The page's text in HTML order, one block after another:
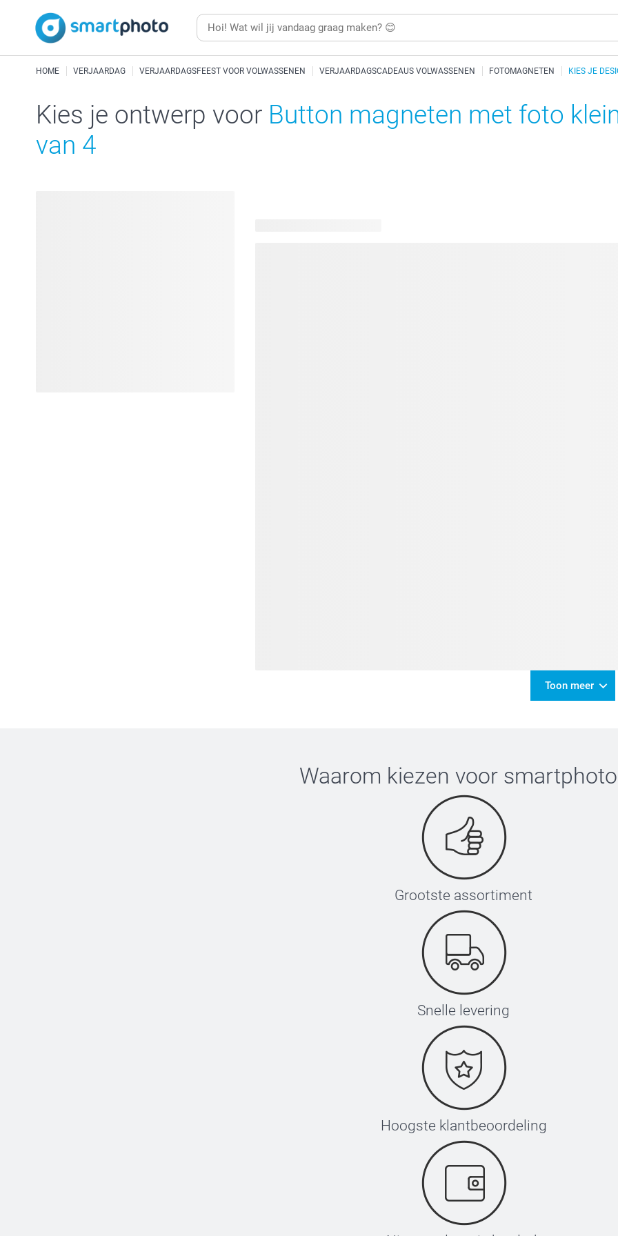
HOME VERJAARDAG VERJAARDAGSFEEST VOOR VOLWASSENEN VERJAARDAGSCADEAUS VOLWASSENEN FOTOMAGNETEN KIES JE
Kies je ontwerp voor Button magneten met foto
van 4
Toon meer
Waarom kiezen voor smartphoto
Grootste assortiment
Snelle levering
Hoogste klantbeoordeling